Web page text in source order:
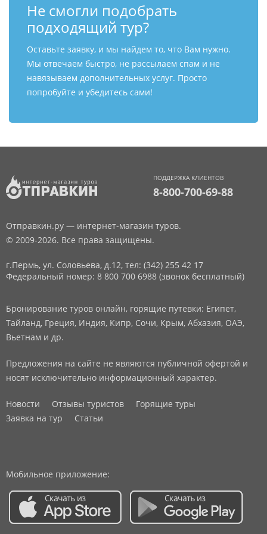
Не смогли подобрать
подходящий тур?
Оставьте заявку, и мы найдем то, что Вам нужно.
Мы отвечаем быстро, не рассылаем спам и не
навязываем дополнительных услуг. Просто
попробуйте и убедитесь сами!
ПОДДЕРЖКА КЛИЕНТОВ
8-800-700-69-88
Отправкин.ру — интернет-магазин туров.
© 2009-2026. Все права защищены.
г.Пермь, ул. Соловьева, д.12, тел: (342) 255 42 17
Федеральный номер: 8 800 700 6988 (звонок бесплатный)
Бронирование туров онлайн, горящие путевки: Египет,
Тайланд, Греция, Индия, Кипр, Сочи, Крым, Абхазия, ОАЭ,
Вьетнам и др.
Предложения на сайте не являются публичной офертой и
носят исключительно информационный характер.
Новости Отзывы туристов
Горящие туры
Заявка на тур
Статьи
Мобильное приложение: